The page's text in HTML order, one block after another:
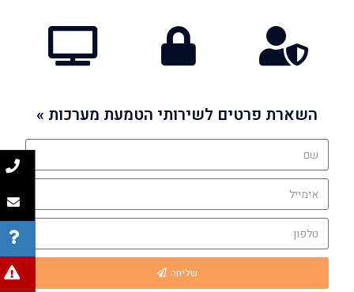
השארת פרטים לשירותי הטמעת מערכות »
שליחה